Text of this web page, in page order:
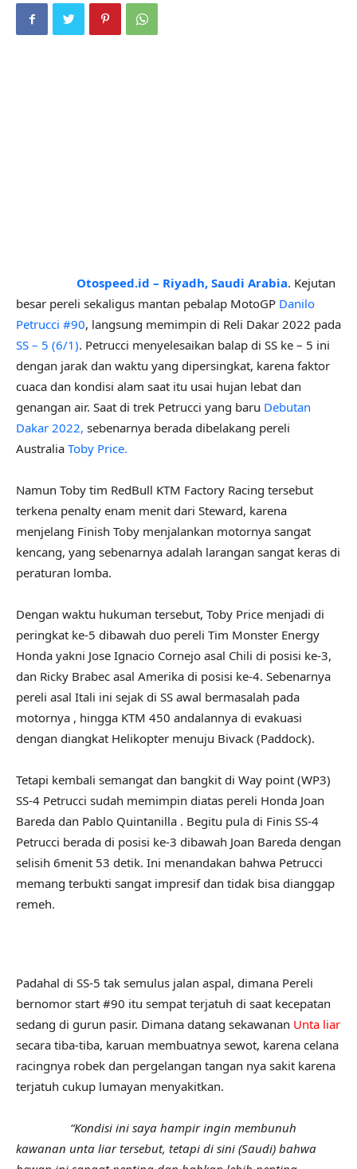
Otospeed.id – Riyadh, Saudi Arabia. Kejutan
besar pereli sekaligus mantan pebalap MotoGP Danilo
Petrucci #90, langsung memimpin di Reli Dakar 2022 pada
SS – 5 (6/1). Petrucci menyelesaikan balap di SS ke – 5 ini
dengan jarak dan waktu yang dipersingkat, karena faktor
cuaca dan kondisi alam saat itu usai hujan lebat dan
genangan air. Saat di trek Petrucci yang baru Debutan
Dakar 2022, sebenarnya berada dibelakang pereli
Australia Toby Price.
Namun Toby tim RedBull KTM Factory Racing tersebut
terkena penalty enam menit dari Steward, karena
menjelang Finish Toby menjalankan motornya sangat
kencang, yang sebenarnya adalah larangan sangat keras di
peraturan lomba.
Dengan waktu hukuman tersebut, Toby Price menjadi di
peringkat ke-5 dibawah duo pereli Tim Monster Energy
Honda yakni Jose Ignacio Cornejo asal Chili di posisi ke-3,
dan Ricky Brabec asal Amerika di posisi ke-4. Sebenarnya
pereli asal Itali ini sejak di SS awal bermasalah pada
motornya , hingga KTM 450 andalannya di evakuasi
dengan diangkat Helikopter menuju Bivack (Paddock).
Tetapi kembali semangat dan bangkit di Way point (WP3)
SS-4 Petrucci sudah memimpin diatas pereli Honda Joan
Bareda dan Pablo Quintanilla . Begitu pula di Finis SS-4
Petrucci berada di posisi ke-3 dibawah Joan Bareda dengan
selisih 6menit 53 detik. Ini menandakan bahwa Petrucci
memang terbukti sangat impresif dan tidak bisa dianggap
remeh.
Padahal di SS-5 tak semulus jalan aspal, dimana Pereli
bernomor start #90 itu sempat terjatuh di saat kecepatan
sedang di gurun pasir. Dimana datang sekawanan Unta liar
secara tiba-tiba, karuan membuatnya sewot, karena celana
racingnya robek dan pergelangan tangan nya sakit karena
terjatuh cukup lumayan menyakitkan.
“Kondisi ini saya hampir ingin membunuh
kawanan unta liar tersebut, tetapi di sini (Saudi) bahwa